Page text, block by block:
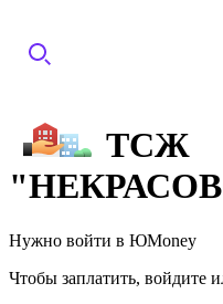
ТСЖ
Нужно войти в ЮMoney
Чтобы заплатить, войдите